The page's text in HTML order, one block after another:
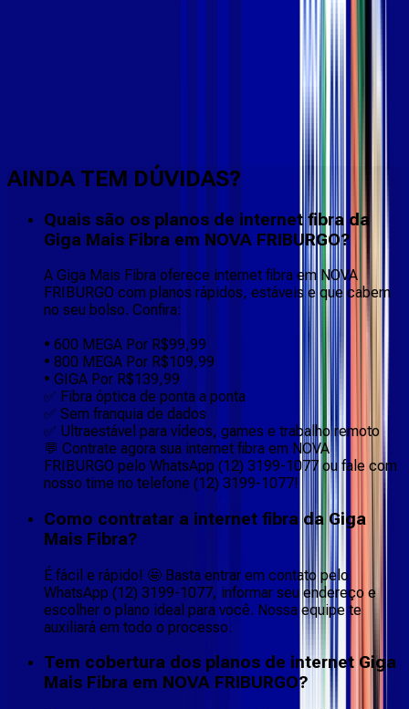
AINDA TEM DÚVIDAS?
Quais são os planos de internet fibra da
Giga Mais Fibra em NOVA FRIBURGO?
A Giga Mais Fibra oferece internet fibra em NOVA
FRIBURGO com planos rápidos, estáveis e que cabem
no seu bolso. Confira:
• 600 MEGA Por R$99,99
• 800 MEGA Por R$109,99
• GIGA Por R$139,99
✅ Fibra óptica de ponta a ponta
✅ Sem franquia de dados
✅ Ultraestável para vídeos, games e trabalho remoto
💬 Contrate agora sua internet fibra em NOVA
FRIBURGO pelo WhatsApp (12) 3199-1077 ou fale com
nosso time no telefone (12) 3199-1077!
Como contratar a internet fibra da Giga
Mais Fibra?
É fácil e rápido! 🤩 Basta entrar em contato pelo
WhatsApp (12) 3199-1077, informar seu endereço e
escolher o plano ideal para você. Nossa equipe te
auxiliará em todo o processo.
Tem cobertura dos planos de internet Giga
Mais Fibra em NOVA FRIBURGO?